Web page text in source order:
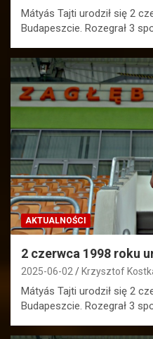
Mátyás Tajti urodził się 2
Budapeszcie. Rozegrał 3
AKTUALNOŚCI
2 czerwca 1998 roku
2025-06-02 Krzysztof
Mátyás Tajti urodził się 2
Budapeszcie. Rozegrał 3